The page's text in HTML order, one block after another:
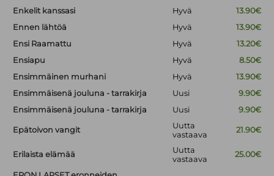
Enkelit kanssasi
Hyvä
13.90€
Ennen lähtöä
Hyvä
13.90€
Ensi Raamattu
Hyvä
13.20€
Ensiapu
Hyvä
8.50€
Ensimmäinen murhani
Hyvä
13.90€
Ensimmäisenä jouluna - tarrakirja
Uusi
9.90€
Ensimmäisenä jouluna - tarrakirja
Uusi 9.90€
Epätoivon vangit
Uutta
vastaava
21.90€
Erilaista elämää
Uutta
vastaava
25.00€